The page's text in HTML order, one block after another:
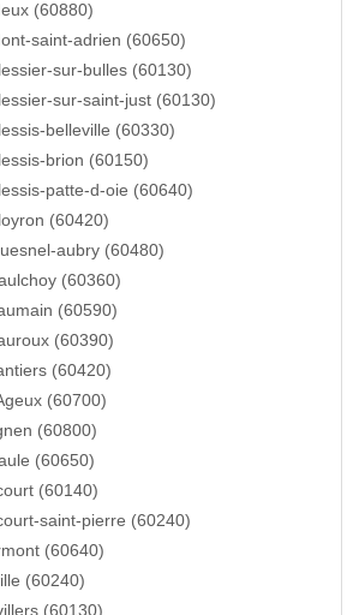
(60880)
saint-adrien (60650)
sur-bulles (60130)
sur-saint-just (60130)
belleville (60330)
brion (60150)
patte-d-oie (60640)
(60420)
aubry (60480)
(60360)
(60590)
(60390)
(60420)
(60700)
(60800)
(60650)
(60140)
saint-pierre (60240)
(60640)
(60240)
(60130)